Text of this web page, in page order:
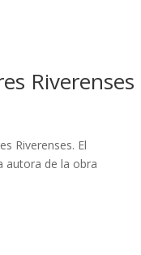
Riverenses
Riverenses. El
autora de la obra